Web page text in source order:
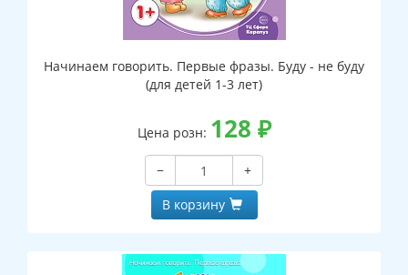
Начинаем говорить. Первые фразы. Буду - не буду
(для детей 1-3 лет)
Цена розн: 128 ₽
−
+
В корзину